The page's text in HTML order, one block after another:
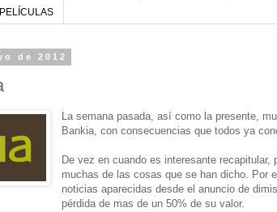
PELÍCULAS
de 2012
La semana pasada, así como la presente,
Bankia, con consecuencias que todos ya
De vez en cuando es interesante recapitular,
muchas de las cosas que se han dicho. Por
noticias aparecidas desde el anuncio de
pérdida de mas de un 50% de su valor.